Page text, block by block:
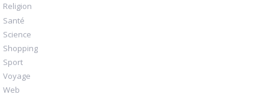
Religion
Santé
Science
Shopping
Sport
Voyage
Web